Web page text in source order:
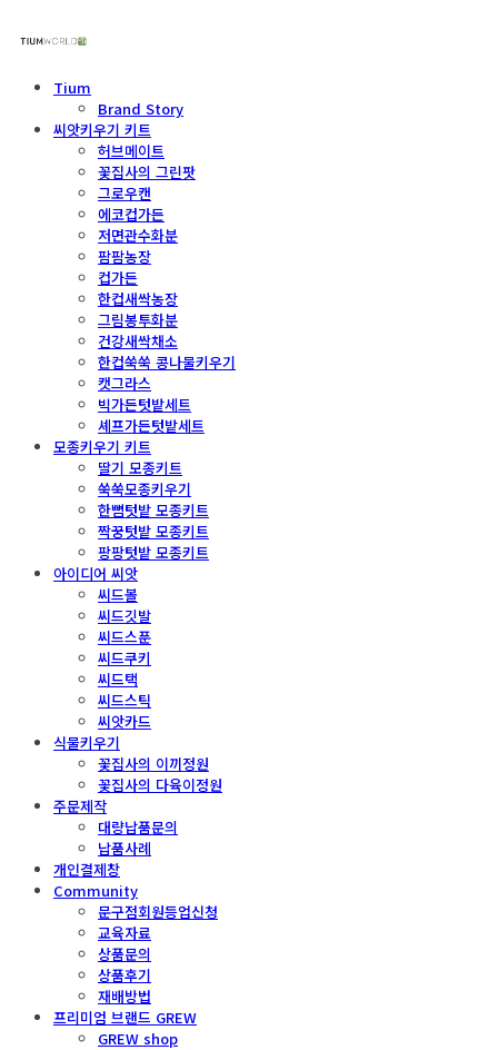
Tium
Brand Story
씨앗키우기 키트
허브메이트
꽃집사의 그린팟
그로우캔
에코컵가든
저면관수화분
팜팜농장
컵가든
한컵새싹농장
그림봉투화분
건강새싹채소
한컵쑥쑥 콩나물키우기
캣그라스
빅가든텃밭세트
셰프가든텃밭세트
모종키우기 키트
딸기 모종키트
쑥쑥모종키우기
한뼘텃밭 모종키트
짝꿍텃밭 모종키트
팡팡텃밭 모종키트
아이디어 씨앗
씨드볼
씨드깃발
씨드스푼
씨드쿠키
씨드택
씨드스틱
씨앗카드
식물키우기
꽃집사의 이끼정원
꽃집사의 다육이정원
주문제작
대량납품문의
납품사례
개인결제창
Community
문구점회원등업신청
교육자료
상품문의
상품후기
재배방법
프리미엄 브랜드 GREW
GREW shop